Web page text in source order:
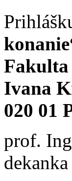
Fakulta
Ivana
020 01
prof.